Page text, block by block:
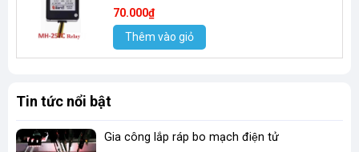
70.000₫
Thêm vào giỏ
Tin tức nổi bật
Gia công lắp ráp bo mạch điện tử